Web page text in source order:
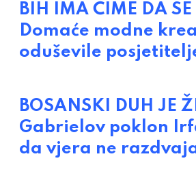
BIH IMA ČIME DA
Domaće modne
oduševile
BOSANSKI DUH JE
Gabrielov poklon
da vjera ne